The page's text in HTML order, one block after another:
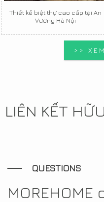
Thiết kế biệt thự cao cấp tại An
Vương Hà Nội
>>
LIÊN KẾT
QUESTIONS